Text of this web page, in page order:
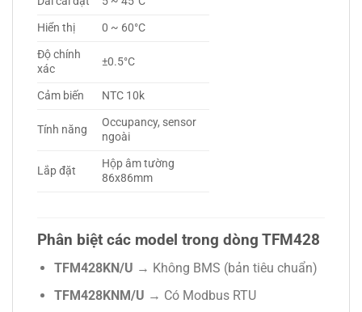
Hiển thị
0 ~ 60°C
Độ chính
xác
±0.5°C
Cảm biến NTC 10k
Tính năng
Occupancy, sensor
ngoài
Lắp đặt
Hộp âm tường
86x86mm
Phân biệt các model trong dòng TFM428
TFM428KN/U → Không BMS (bản tiêu chuẩn)
TFM428KNM/U → Có Modbus RTU